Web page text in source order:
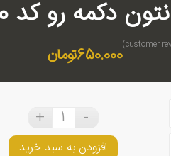
دکمه رو کد 650
650.000تومان
افزودن به سبد خرید